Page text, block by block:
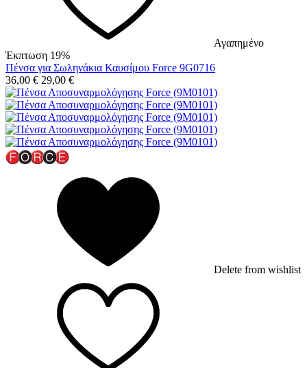
Αγαπημένο
Έκπτωση 19%
Πένσα για Σωληνάκια Καυσίμου Force 9G0716
36,00 € 29,00 €
Delete from wishlist